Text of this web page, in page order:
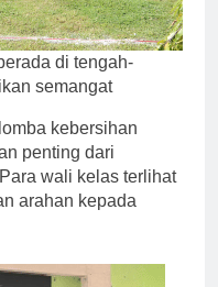
di tengah-
semangat
kebersihan
penting dari
wali kelas terlihat
arahan kepada